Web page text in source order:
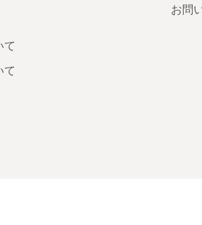
て
て
お問